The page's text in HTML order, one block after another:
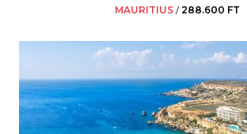
MAURITIUS /288.600 FT